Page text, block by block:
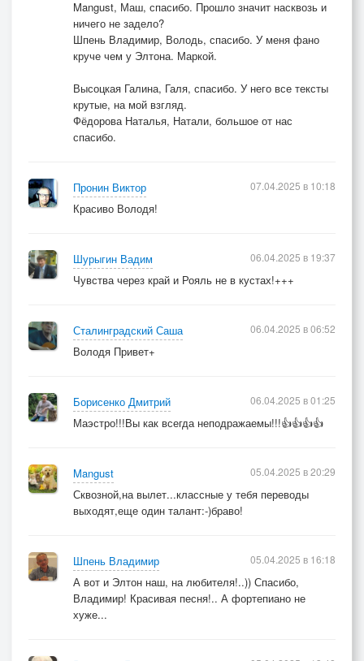
Mangust, Маш, спасибо. Прошло значит насквозь и
ничего не задело?
Шпень Владимир, Володь, спасибо. У меня фано
круче чем у Элтона. Маркой.
Высоцкая Галина, Галя, спасибо. У него все тексты
крутые, на мой взгляд.
Фёдорова Наталья, Натали, большое от нас
спасибо.
Пронин Виктор
Красиво Володя!
07.04.2025 в 10:18
Шурыгин Вадим
Чувства через край и Рояль не в кустах!+++
06.04.2025 в 19:37
Сталинградский Саша
Володя Привет+
06.04.2025 в 06:52
Борисенко Дмитрий
Маэстро!!!Вы как всегда неподражаемы!!!👍👍👍👍
06.04.2025 в 01:25
Mangust
Сквозной,на вылет...классные у тебя переводы
выходят,еще один талант:-)браво!
05.04.2025 в 20:29
Шпень Владимир
А вот и Элтон наш, на любителя!..)) Спасибо,
Владимир! Красивая песня!.. А фортепиано не
хуже...
05.04.2025 в 16:18